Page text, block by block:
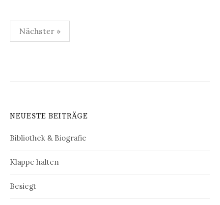
Seitennummerierung
der
Nächster »
NEUESTE BEITRÄGE
Bibliothek & Biografie
Klappe halten
Besiegt